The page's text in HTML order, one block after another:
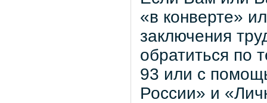
«в конверте»
заключения
обратиться по
93 или с
России» и